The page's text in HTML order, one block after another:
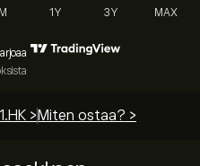
1Y 3Y MAX
> Miten ostaa? >